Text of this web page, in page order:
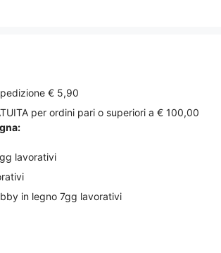
€ 5,90
per ordini pari o superiori a € 100,00
lavorativi
in legno 7gg lavorativi